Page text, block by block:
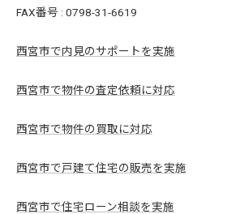
FAX番号 : 0798-31-6619
西宮市で内見のサポートを実施
西宮市で物件の査定依頼に対応
西宮市で物件の買取に対応
西宮市で戸建て住宅の販売を実施
西宮市で住宅ローン相談を実施